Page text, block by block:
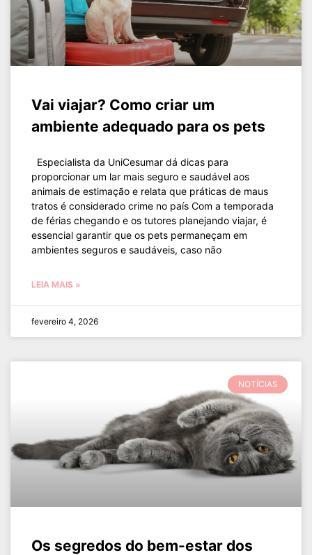
Vai viajar? Como criar um
ambiente adequado para os pets
Especialista da UniCesumar dá dicas para
proporcionar um lar mais seguro e saudável aos
animais de estimação e relata que práticas de maus
tratos é considerado crime no país Com a temporada
de férias chegando e os tutores planejando viajar, é
essencial garantir que os pets permaneçam em
ambientes seguros e saudáveis, caso não
LEIA MAIS »
fevereiro 4, 2026
NOTÍCIAS
Os segredos do bem-estar dos